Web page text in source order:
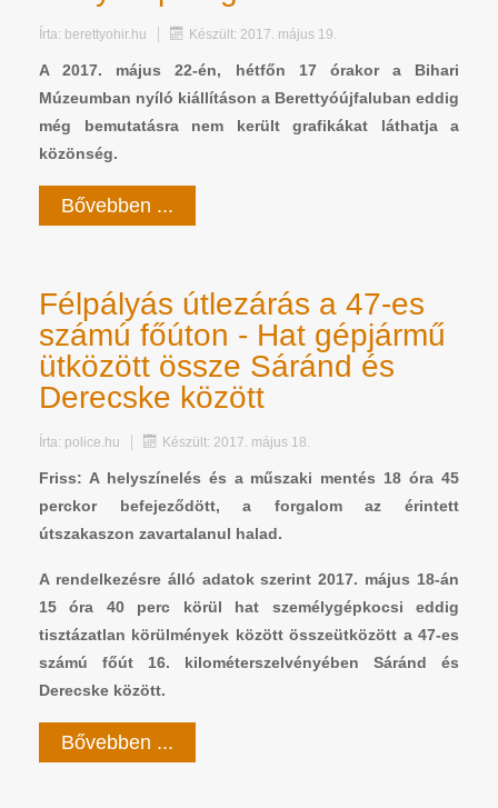
Írta: berettyohir.hu Készült: 2017. május 19.
A 2017. május 22-én, hétfőn 17 órakor a Bihari
Múzeumban nyíló kiállításon a Berettyóújfaluban eddig
még bemutatásra nem került grafikákat láthatja a
közönség.
Bővebben ...
Félpályás útlezárás a 47-es
számú főúton - Hat gépjármű
ütközött össze Sáránd és
Derecske között
Írta: police.hu Készült: 2017. május 18.
Friss: A helyszínelés és a műszaki mentés 18 óra 45
perckor befejeződött, a forgalom az érintett
útszakaszon zavartalanul halad.
A rendelkezésre álló adatok szerint 2017. május 18-án
15 óra 40 perc körül hat személygépkocsi eddig
tisztázatlan körülmények között összeütközött a 47-es
számú főút 16. kilométerszelvényében Sáránd és
Derecske között.
Bővebben ...